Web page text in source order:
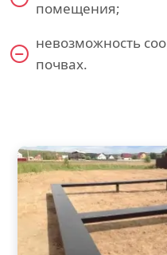
помещения;
невозможность
почвах.